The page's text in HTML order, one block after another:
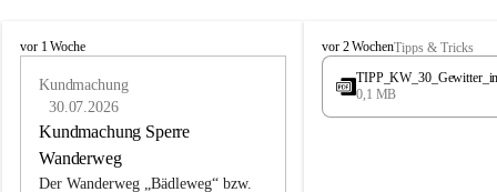
L
vor 1 Woche
Kundmachung
30.07.2026
Kundmachung Sperre
Wanderweg
Der Wanderweg „Bädleweg“ bzw.
L
a
e
vor 2 WochenTipps & Tricks
0,1 MB